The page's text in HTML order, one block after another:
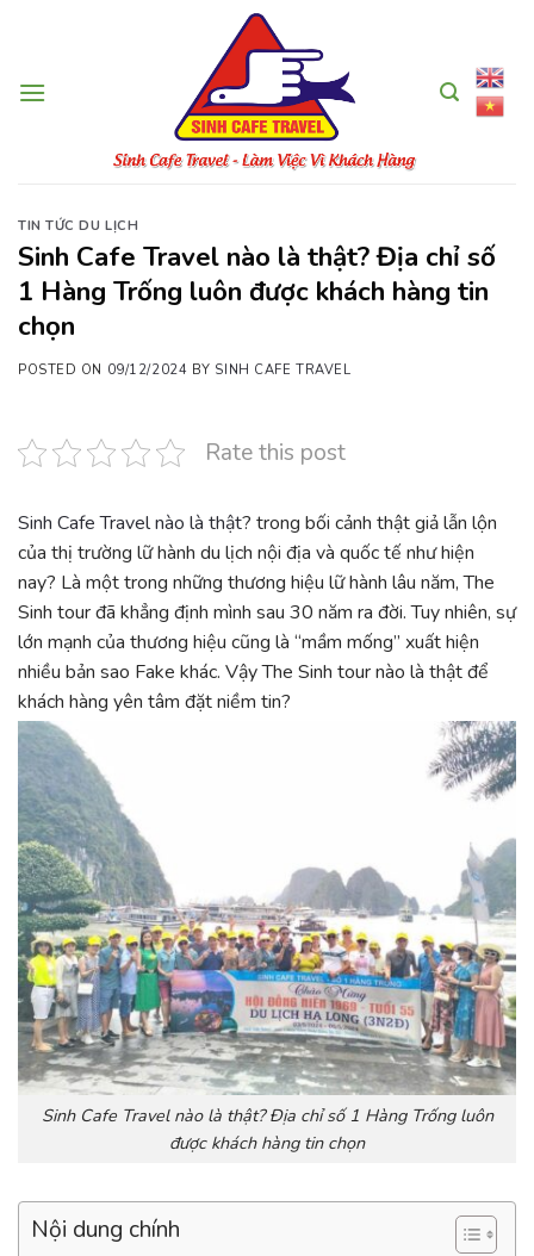
TIN TỨC DU LỊCH
Sinh Cafe Travel nào là thật? Địa chỉ số
1 Hàng Trống luôn được khách hàng tin
chọn
POSTED ON 09/12/2024 BY SINH CAFE TRAVEL
Rate this post
Sinh Cafe Travel nào là thật? trong bối cảnh thật giả lẫn lộn
của thị trường lữ hành du lịch nội địa và quốc tế như hiện
nay? Là một trong những thương hiệu lữ hành lâu năm, The
Sinh tour đã khẳng định mình sau 30 năm ra đời. Tuy nhiên, sự
lớn mạnh của thương hiệu cũng là “mầm mống” xuất hiện
nhiều bản sao Fake khác. Vậy The Sinh tour nào là thật để
khách hàng yên tâm đặt niềm tin?
Sinh Cafe Travel nào là thật? Địa chỉ số 1 Hàng Trống luôn
được khách hàng tin chọn
Nội dung chính